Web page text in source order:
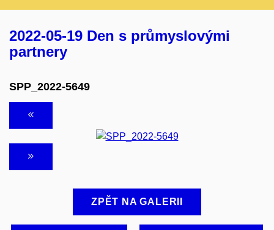
2022-05-19 Den s průmyslovými
partnery
SPP_2022-5649
ZPĚT NA GALERII